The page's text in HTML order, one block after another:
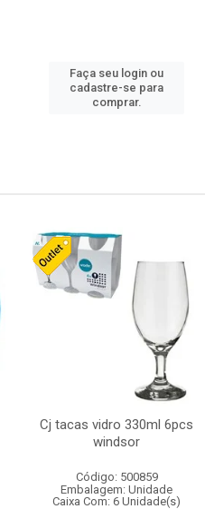
Faça seu login ou
cadastre-se para
comprar.
Cj tacas vidro 330ml 6pcs
windsor
Código: 500859
Embalagem: Unidade
Caixa Com: 6 Unidade(s)